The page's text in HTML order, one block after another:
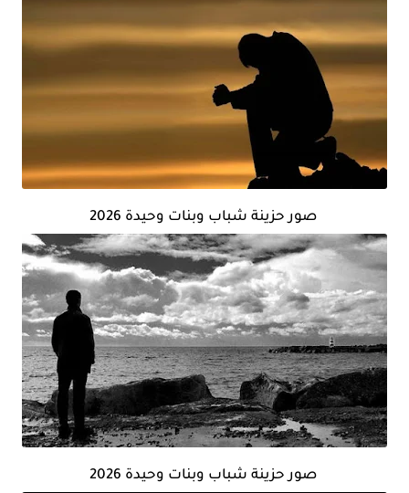
صور حزينة شباب وبنات وحيدة 2026
صور حزينة شباب وبنات وحيدة 2026